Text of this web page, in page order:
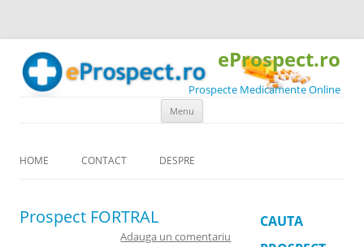
eProspect.ro
Prospecte Medicamente Online
Menu
HOME CONTACT DESPRE
Prospect FORTRAL
Adauga un comentariu
CAUTA